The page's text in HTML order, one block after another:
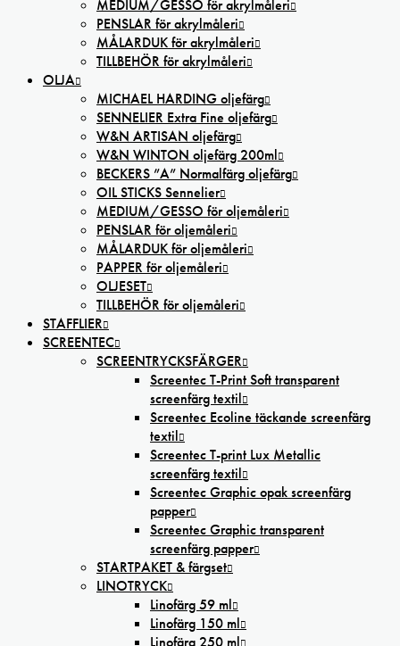
MEDIUM/GESSO för akrylmåleri
PENSLAR för akrylmåleri
MÅLARDUK för akrylmåleri
TILLBEHÖR för akrylmåleri
OLJA
MICHAEL HARDING oljefärg
SENNELIER Extra Fine oljefärg
W&N ARTISAN oljefärg
W&N WINTON oljefärg 200ml
BECKERS ”A” Normalfärg oljefärg
OIL STICKS Sennelier
MEDIUM/GESSO för oljemåleri
PENSLAR för oljemåleri
MÅLARDUK för oljemåleri
PAPPER för oljemåleri
OLJESET
TILLBEHÖR för oljemåleri
STAFFLIER
SCREENTEC
SCREENTRYCKSFÄRGER
Screentec T-Print Soft transparent
screenfärg textil
Screentec Ecoline täckande screenfärg
textil
Screentec T-print Lux Metallic
screenfärg textil
Screentec Graphic opak screenfärg
papper
Screentec Graphic transparent
screenfärg papper
STARTPAKET & färgset
LINOTRYCK
Linofärg 59 ml
Linofärg 150 ml
Linofärg 250 ml